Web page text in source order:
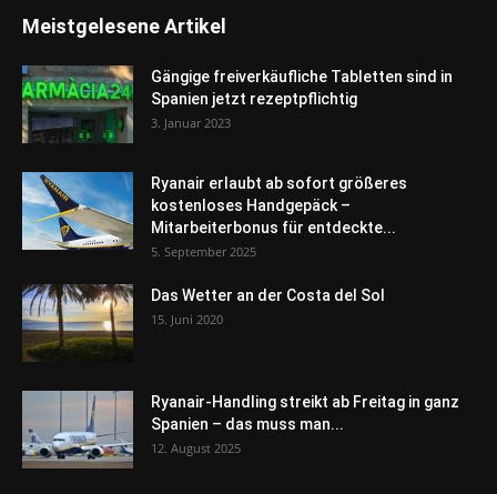
Meistgelesene Artikel
Gängige freiverkäufliche Tabletten sind in
Spanien jetzt rezeptpflichtig
3. Januar 2023
Ryanair erlaubt ab sofort größeres
kostenloses Handgepäck –
Mitarbeiterbonus für entdeckte...
5. September 2025
Das Wetter an der Costa del Sol
15. Juni 2020
Ryanair-Handling streikt ab Freitag in ganz
Spanien – das muss man...
12. August 2025